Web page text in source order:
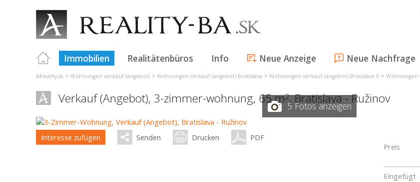
Immobilien Realitätenbüros Info Neue Anzeige Neue Nachfrage
AReality.sk > Wohnungen verkauf (angebot) > Wohnungen verkauf (angebot) Bratislava > Wohnungen verkauf (angebot) Bratislava II > Wohnungen
Verkauf (Angebot), 3-zimmer-wohnung, 65 m2,Bratislava - Ružinov
5 Fotos anzeigen
Interesse zufügen Senden Drucken PDF
Preis
Eingefügt